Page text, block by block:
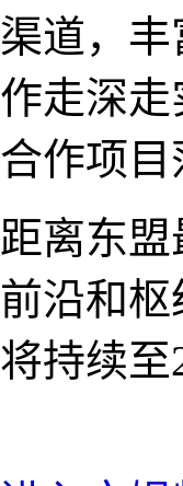
道，
走深走
作项
东盟
沿和
持续